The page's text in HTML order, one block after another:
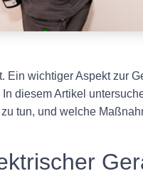
Ein wichtiger Aspekt zur
diesem Artikel
tun, und welche